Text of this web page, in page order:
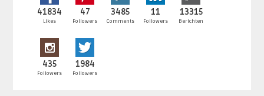
41834
Likes
47
Followers
3485
Comments
11
Followers
13315
Berichten
435
Followers
1984
Followers